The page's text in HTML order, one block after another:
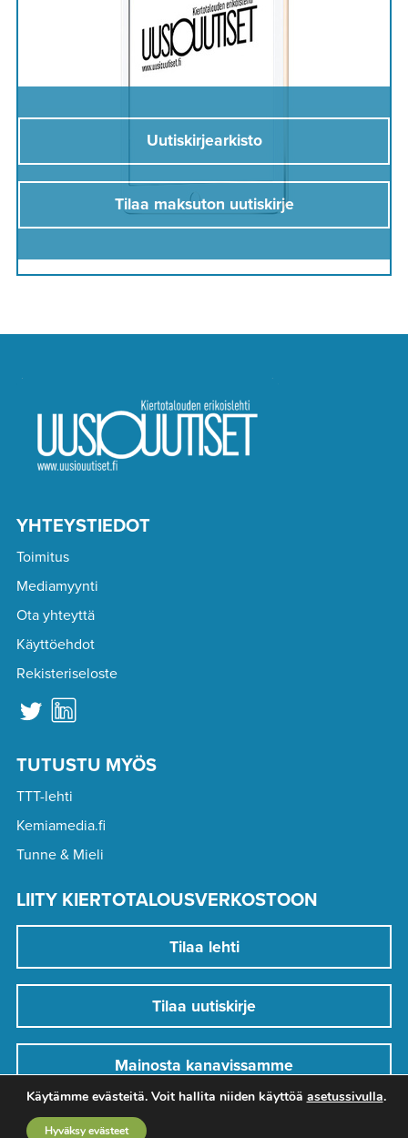
Uutiskirjearkisto
Tilaa maksuton uutiskirje
YHTEYSTIEDOT
Toimitus
Mediamyynti
Ota yhteyttä
Käyttöehdot
Rekisteriseloste
TUTUSTU MYÖS
TTT-lehti
Kemiamedia.fi
Tunne & Mieli
LIITY KIERTOTALOUSVERKOSTOON
Tilaa lehti
Tilaa uutiskirje
Mainosta kanavissamme
Käytämme evästeitä. Voit hallita niiden käyttöä asetussivulla.
Hyväksy evästeet